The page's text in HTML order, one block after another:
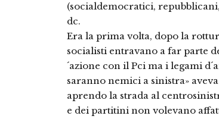
(socialdemocratici,
dc.
Era la prima volta, dopo la
socialisti entravano a far parte
´azione con il Pci ma i legami
saranno nemici a sinistra»
aprendo la strada al
e dei partitini non volevano